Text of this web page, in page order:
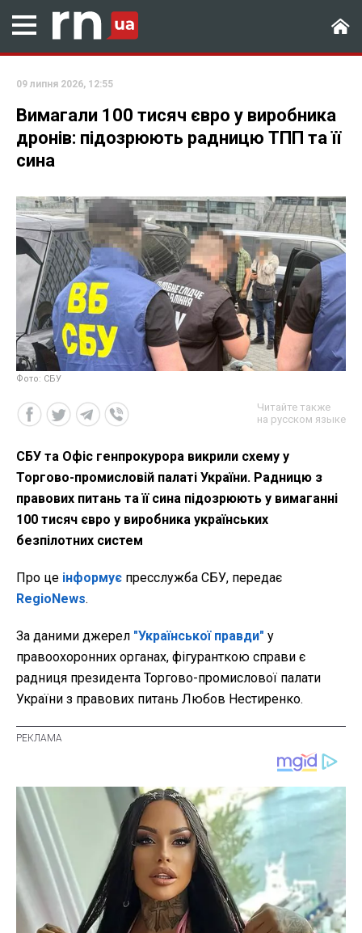
09 липня 2026, 12:55
Вимагали 100 тисяч євро у виробника
дронів: підозрюють радницю ТПП та її
сина
Фото: СБУ
Читайте также
на русском языке
СБУ та Офіс генпрокурора викрили схему у
Торгово-промисловій палаті України. Радницю з
правових питань та її сина підозрюють у вимаганні
100 тисяч євро у виробника українських
безпілотних систем
Про це інформує пресслужба СБУ, передає
RegioNews.
За даними джерел "Української правди" у
правоохоронних органах, фігуранткою справи є
радниця президента Торгово-промислової палати
України з правових питань Любов Нестиренко.